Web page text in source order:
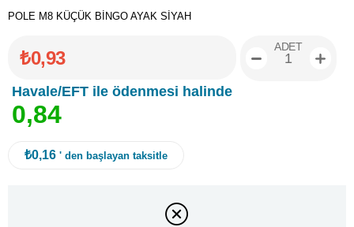
POLE M8 KÜÇÜK BİNGO AYAK SİYAH
₺0,93
Havale/EFT ile ödenmesi halinde
0,84
ADET
₺0,16 ' den başlayan taksitle